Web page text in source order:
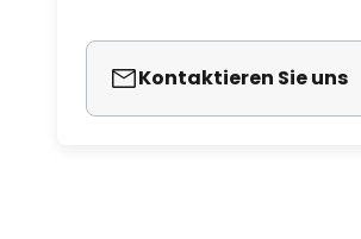
Kontaktieren Sie uns